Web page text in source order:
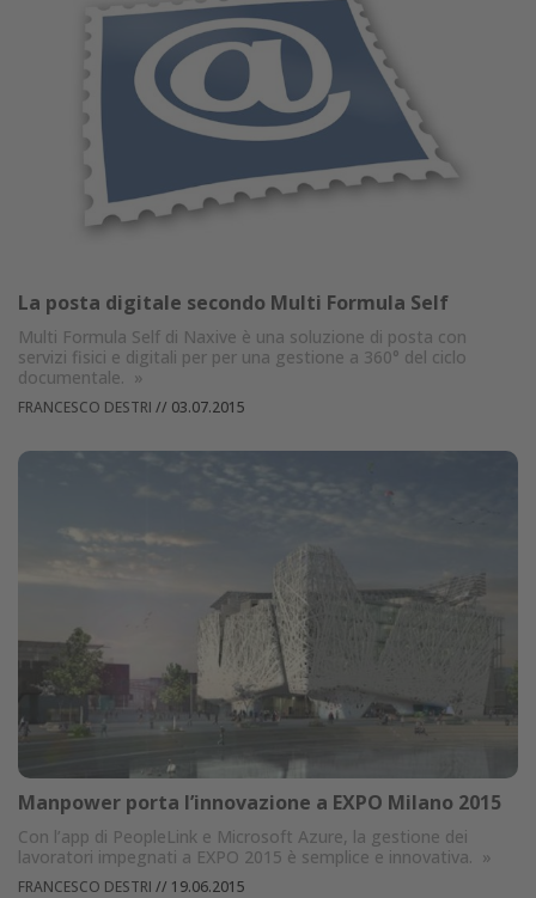
La posta digitale secondo Multi Formula Self
Multi Formula Self di Naxive è una soluzione di posta con
servizi fisici e digitali per per una gestione a 360° del ciclo
documentale. »
FRANCESCO DESTRI // 03.07.2015
Manpower porta l’innovazione a EXPO Milano 2015
Con l’app di PeopleLink e Microsoft Azure, la gestione dei
lavoratori impegnati a EXPO 2015 è semplice e innovativa. »
FRANCESCO DESTRI // 19.06.2015